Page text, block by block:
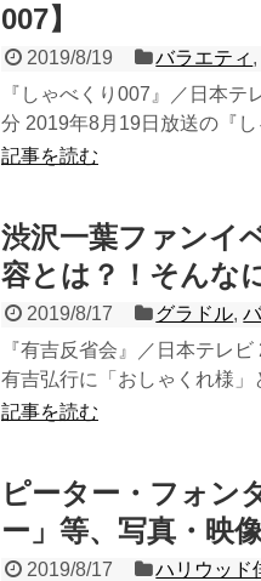
007】
2019/8/19 バラエティ ,
『しゃべくり007』／日本
分 2019年8月19日放送の『
記事を読む
渋沢一葉ファンイ
容とは？！そんな
2019/8/17 グラドル,
『有吉反省会』／日本テレ
有吉弘行に「おしゃくれ様」
記事を読む
ピーター・フォン
ー」等、写真・映
2019/8/17 ハリウッド